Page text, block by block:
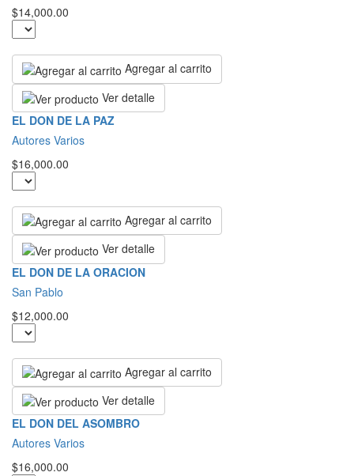
$14,000.00
Agregar al carrito
Ver detalle
EL DON DE LA PAZ
Autores Varios
$16,000.00
Agregar al carrito
Ver detalle
EL DON DE LA ORACION
San Pablo
$12,000.00
Agregar al carrito
Ver detalle
EL DON DEL ASOMBRO
Autores Varios
$16,000.00